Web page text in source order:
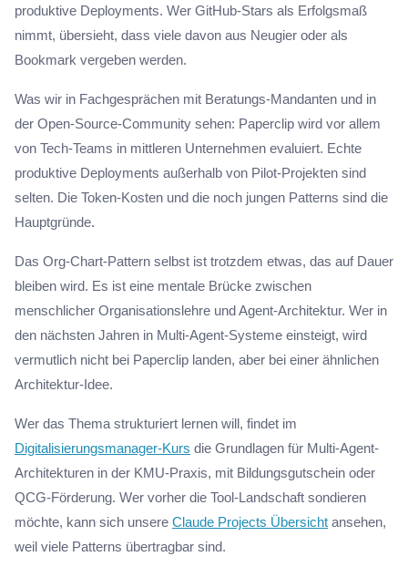
produktive Deployments. Wer GitHub-Stars als Erfolgsmaß
nimmt, übersieht, dass viele davon aus Neugier oder als
Bookmark vergeben werden.
Was wir in Fachgesprächen mit Beratungs-Mandanten und in
der Open-Source-Community sehen: Paperclip wird vor allem
von Tech-Teams in mittleren Unternehmen evaluiert. Echte
produktive Deployments außerhalb von Pilot-Projekten sind
selten. Die Token-Kosten und die noch jungen Patterns sind die
Hauptgründe.
Das Org-Chart-Pattern selbst ist trotzdem etwas, das auf Dauer
bleiben wird. Es ist eine mentale Brücke zwischen
menschlicher Organisationslehre und Agent-Architektur. Wer in
den nächsten Jahren in Multi-Agent-Systeme einsteigt, wird
vermutlich nicht bei Paperclip landen, aber bei einer ähnlichen
Architektur-Idee.
Wer das Thema strukturiert lernen will, findet im
Digitalisierungsmanager-Kurs die Grundlagen für Multi-Agent-
Architekturen in der KMU-Praxis, mit Bildungsgutschein oder
QCG-Förderung. Wer vorher die Tool-Landschaft sondieren
möchte, kann sich unsere Claude Projects Übersicht ansehen,
weil viele Patterns übertragbar sind.